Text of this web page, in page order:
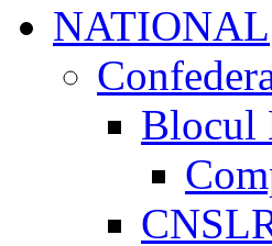
NATIONAL
Blocul